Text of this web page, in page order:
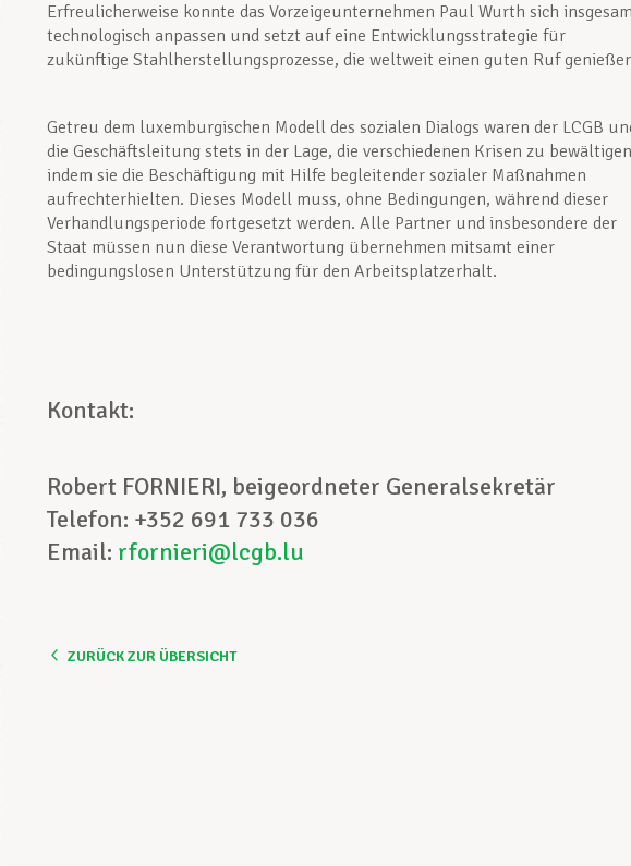
Erfreulicherweise konnte das Vorzeigeunternehmen Paul Wurth sich
technologisch anpassen und setzt auf eine Entwicklungsstrategie für
zukünftige Stahlherstellungsprozesse, die weltweit einen guten Ruf
Getreu dem luxemburgischen Modell des sozialen Dialogs waren der LCGB
die Geschäftsleitung stets in der Lage, die verschiedenen Krisen zu
indem sie die Beschäftigung mit Hilfe begleitender sozialer Maßnahmen
aufrechterhielten. Dieses Modell muss, ohne Bedingungen, während dieser
Verhandlungsperiode fortgesetzt werden. Alle Partner und insbesondere der
Staat müssen nun diese Verantwortung übernehmen mitsamt einer
bedingungslosen Unterstützung für den Arbeitsplatzerhalt.
Kontakt:
Robert FORNIERI, beigeordneter Generalsekretär
Telefon: +352 691 733 036
Email: rfornieri@lcgb.lu
ZURÜCK ZUR ÜBERSICHT